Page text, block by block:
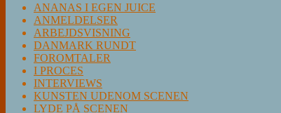
ANANAS I EGEN JUICE
ANMELDELSER
ARBEJDSVISNING
DANMARK RUNDT
FOROMTALER
I PROCES
INTERVIEWS
KUNSTEN UDENOM SCENEN
LYDE PÅ SCENEN